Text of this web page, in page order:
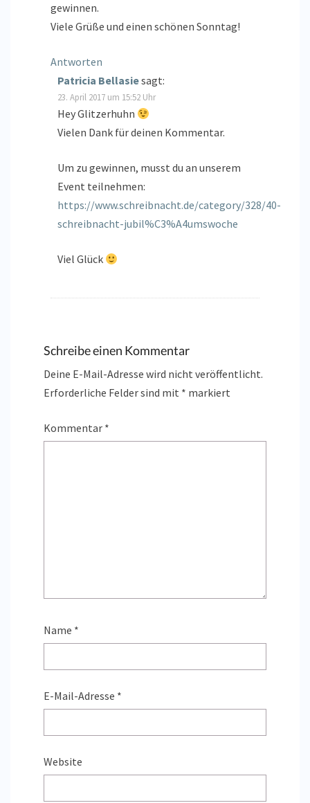
gewinnen.
Viele Grüße und einen schönen Sonntag!
Antworten
Patricia Bellasiesagt:
23. April 2017 um 15:52 Uhr
Hey Glitzerhuhn
Vielen Dank für deinen Kommentar.
Um zu gewinnen, musst du an unserem
Event teilnehmen:
https://www.schreibnacht.de/category/328/40-
schreibnacht-jubil%C3%A4umswoche
Viel Glück
Schreibe einen Kommentar
Deine E-Mail-Adresse wird nicht veröffentlicht.
Erforderliche Felder sind mit * markiert
Kommentar *
Name *
E-Mail-Adresse *
Website